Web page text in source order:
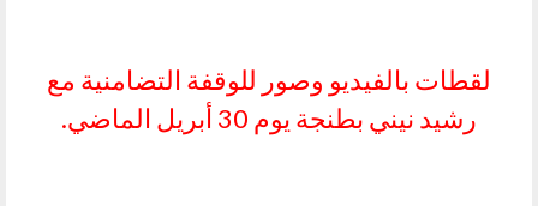
لقطات بالفيديو وصور للوقفة التضامنية مع
رشيد نيني بطنجة يوم 30 أبريل الماضي.